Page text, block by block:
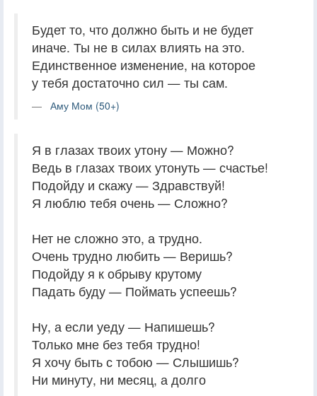
Будет то, что должно быть и не будет
иначе. Ты не в силах влиять на это.
Единственное изменение, на которое
у тебя достаточно сил — ты сам.
Аму Мом (50+)
Я в глазах твоих утону — Можно?
Ведь в глазах твоих утонуть — счастье!
Подойду и скажу — Здравствуй!
Я люблю тебя очень — Сложно?
Нет не сложно это, а трудно.
Очень трудно любить — Веришь?
Подойду я к обрыву крутому
Падать буду — Поймать успеешь?
Ну, а если уеду — Напишешь?
Только мне без тебя трудно!
Я хочу быть с тобою — Слышишь?
Ни минуту, ни месяц, а долго